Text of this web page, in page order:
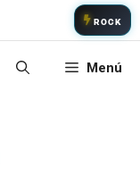
ROCK
Menú